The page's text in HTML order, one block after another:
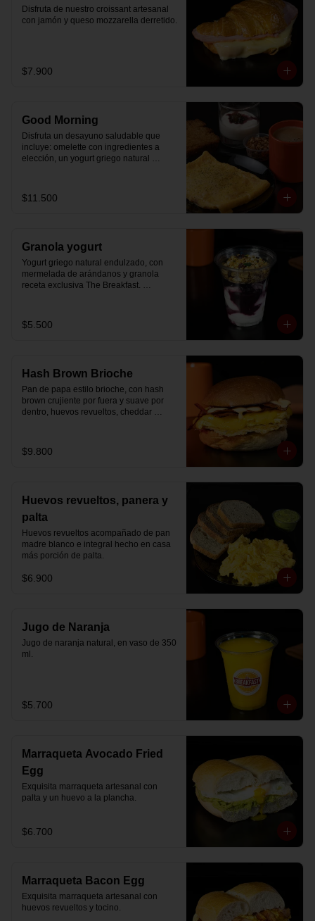
Disfruta de nuestro croissant artesanal
con jamón y queso mozzarella derretido.
$7.900
Good Morning
Disfruta un desayuno saludable que
incluye: omelette con ingredientes a
elección, un yogurt griego natural
Breakfast y granola (endulzada con
miel), más un café o té a elección y un
$11.500
Granola yogurt
Yogurt griego natural endulzado, con
mermelada de arándanos y granola
receta exclusiva The Breakfast.
$5.500
Hash Brown Brioche
Pan de papa estilo brioche, con hash
brown crujiente por fuera y suave por
dentro, huevos revueltos, cheddar
partir el día en modo desayuno buffet.
$9.800
Huevos revueltos, panera y
palta
Huevos revueltos acompañado de pan
madre blanco e integral hecho en casa
más porción de palta.
$6.900
Jugo de Naranja
Jugo de naranja natural, en vaso de 350
ml.
$5.700
Marraqueta Avocado Fried
Egg
Exquisita marraqueta artesanal con
palta y un huevo a la plancha.
$6.700
Marraqueta Bacon Egg
Exquisita marraqueta artesanal con
huevos revueltos y tocino.